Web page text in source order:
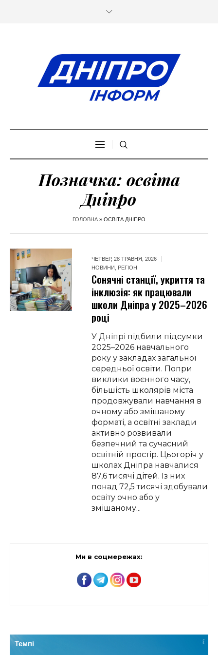
Позначка: освіта
Дніпро
ГОЛОВНА » ОСВІТА ДНІПРО
ЧЕТВЕР, 28 ТРАВНЯ, 2026
НОВИНИ
РЕГІОН
Сонячні станції, укриття та
інклюзія: як працювали
школи Дніпра у 2025–2026
році
У Дніпрі підбили підсумки
2025–2026 навчального
року у закладах загальної
середньої освіти. Попри
виклики воєнного часу,
більшість школярів міста
продовжували навчання в
очному або змішаному
форматі, а освітні заклади
активно розвивали
безпечний та сучасний
освітній простір. Цьогоріч у
школах Дніпра навчалися
87,6 тисячі дітей. Із них
понад 72,5 тисячі здобували
освіту очно або у
змішаному...
Ми в соцмережах:
Темпі